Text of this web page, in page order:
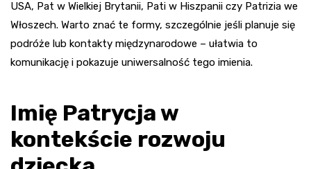
USA, Pat w Wielkiej Brytanii, Pati w Hiszpanii czy Patrizia we
Włoszech. Warto znać te formy, szczególnie jeśli planuje się
podróże lub kontakty międzynarodowe – ułatwia to
komunikację i pokazuje uniwersalność tego imienia.
Imię Patrycja w
kontekście rozwoju